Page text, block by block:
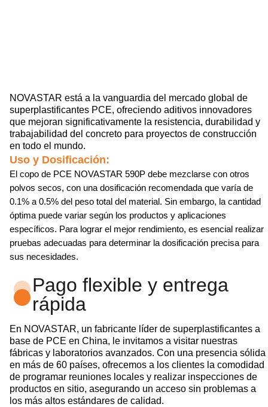
NOVASTAR está a la vanguardia del mercado global de
superplastificantes PCE, ofreciendo aditivos innovadores
que mejoran significativamente la resistencia, durabilidad y
trabajabilidad del concreto para proyectos de construcción
en todo el mundo.
Uso y Dosificación:
El copo de PCE NOVASTAR 590P debe mezclarse con otros
polvos secos, con una dosificación recomendada que varía de
0.1% a 0.5% del peso total del material. Sin embargo, la cantidad
óptima puede variar según los productos y aplicaciones
específicos. Para lograr el mejor rendimiento, es esencial realizar
pruebas adecuadas para determinar la dosificación precisa para
sus necesidades.
Pago flexible y entrega
rápida
En NOVASTAR, un fabricante líder de superplastificantes a
base de PCE en China, le invitamos a visitar nuestras
fábricas y laboratorios avanzados. Con una presencia sólida
en más de 60 países, ofrecemos a los clientes la comodidad
de programar reuniones locales y realizar inspecciones de
productos en sitio, asegurando un acceso sin problemas a
los más altos estándares de calidad.